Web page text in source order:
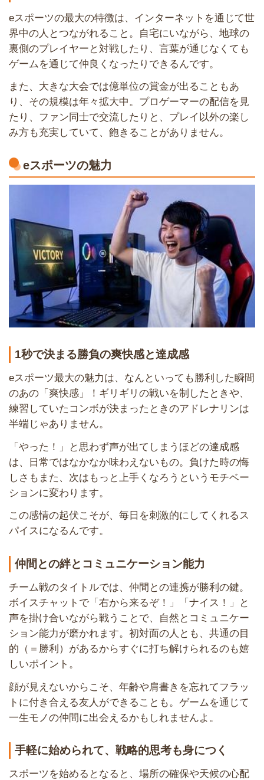
eスポーツの最大の特徴は、インターネットを通じて世
界中の人とつながれること。自宅にいながら、地球の
裏側のプレイヤーと対戦したり、言葉が通じなくても
ゲームを通じて仲良くなったりできるんです。
また、大きな大会では億単位の賞金が出ることもあ
り、その規模は年々拡大中。プロゲーマーの配信を見
たり、ファン同士で交流したりと、プレイ以外の楽し
み方も充実していて、飽きることがありません。
eスポーツの魅力
1秒で決まる勝負の爽快感と達成感
eスポーツ最大の魅力は、なんといっても勝利した瞬間
のあの「爽快感」！ギリギリの戦いを制したときや、
練習していたコンボが決まったときのアドレナリンは
半端じゃありません。
「やった！」と思わず声が出てしまうほどの達成感
は、日常ではなかなか味わえないもの。負けた時の悔
しさもまた、次はもっと上手くなろうというモチベー
ションに変わります。
この感情の起伏こそが、毎日を刺激的にしてくれるス
パイスになるんです。
仲間との絆とコミュニケーション能力
チーム戦のタイトルでは、仲間との連携が勝利の鍵。
ボイスチャットで「右から来るぞ！」「ナイス！」と
声を掛け合いながら戦うことで、自然とコミュニケー
ション能力が磨かれます。初対面の人とも、共通の目
的（＝勝利）があるからすぐに打ち解けられるのも嬉
しいポイント。
顔が見えないからこそ、年齢や肩書きを忘れてフラッ
トに付き合える友人ができることも。ゲームを通じて
一生モノの仲間に出会えるかもしれませんよ。
手軽に始められて、戦略的思考も身につく
スポーツを始めるとなると、場所の確保や天候の心配